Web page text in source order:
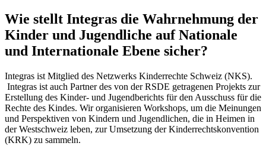
Wie stellt Integras die Wahrnehmung der
Kinder und Jugendliche auf Nationale
und Internationale Ebene sicher?
Integras ist Mitglied des Netzwerks Kinderrechte Schweiz (NKS).
Integras ist auch Partner des von der RSDE getragenen Projekts zur
Erstellung des Kinder- und Jugendberichts für den Ausschuss für die
Rechte des Kindes. Wir organisieren Workshops, um die Meinungen
und Perspektiven von Kindern und Jugendlichen, die in Heimen in
der Westschweiz leben, zur Umsetzung der Kinderrechtskonvention
(KRK) zu sammeln.